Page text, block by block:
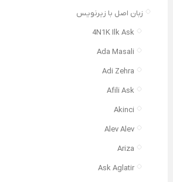
زبان اصل با زیرنویس
4N1K Ilk Ask
Ada Masali
Adi Zehra
Afili Ask
Akinci
Alev Alev
Ariza
Ask Aglatir